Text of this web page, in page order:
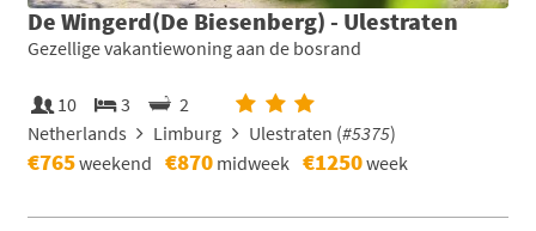
De Wingerd(De Biesenberg) - Ulestraten
Gezellige vakantiewoning aan de bosrand
10 3
2
Netherlands
Limburg Ulestraten (#5375)
€765weekend €870 midweek €1250week